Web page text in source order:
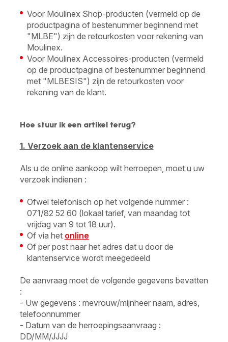
Voor Moulinex Shop-producten (vermeld op de
productpagina of bestenummer beginnend met
"MLBE") zijn de retourkosten voor rekening van
Moulinex.
Voor Moulinex Accessoires-producten (vermeld
op de productpagina of bestenummer beginnend
met "MLBESIS") zijn de retourkosten voor
rekening van de klant.
Hoe stuur ik een artikel terug?
1. Verzoek aan de klantenservice
Als u de online aankoop wilt herroepen, moet u uw
verzoek indienen :
Ofwel telefonisch op het volgende nummer :
071/82 52 60 (lokaal tarief, van maandag tot
vrijdag van 9 tot 18 uur).
Of via het online
Of per post naar het adres dat u door de
klantenservice wordt meegedeeld
De aanvraag moet de volgende gegevens bevatten
:
- Uw gegevens : mevrouw/mijnheer naam, adres,
telefoonnummer
- Datum van de herroepingsaanvraag :
DD/MM/JJJJ